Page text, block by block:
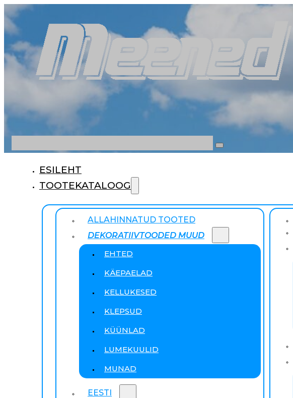
ESILEHT
TOOTEKATALOOG
ALLAHINNATUD TOOTED
DEKORATIIVTOODED MUUD
EHTED
KÄEPAELAD
KELLUKESED
KLEPSUD
KÜÜNLAD
LUMEKUULID
MUNAD
EESTI